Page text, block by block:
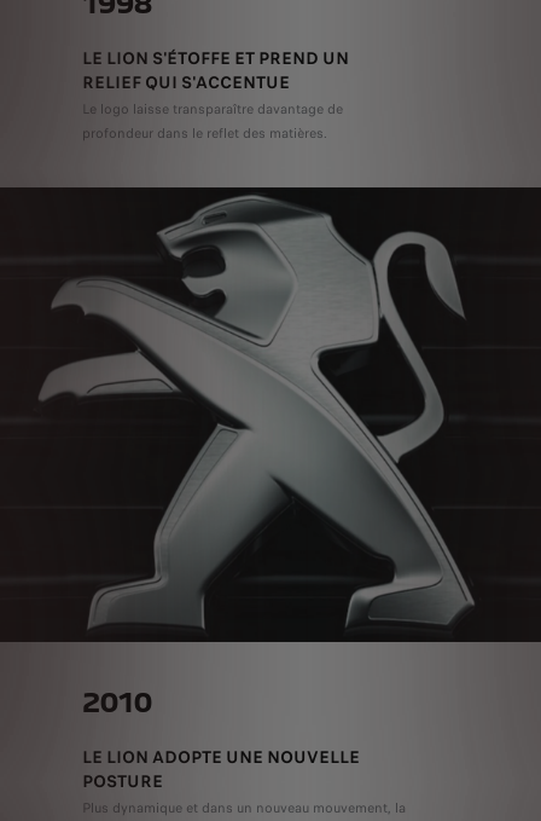
LE LION S'ÉTOFFE ET PREND UN
RELIEF QUI S'ACCENTUE
Le logo laisse transparaître davantage de
profondeur dans le reflet des matières.
2010
LE LION ADOPTE UNE NOUVELLE
POSTURE
Plus dynamique et dans un nouveau mouvement, la